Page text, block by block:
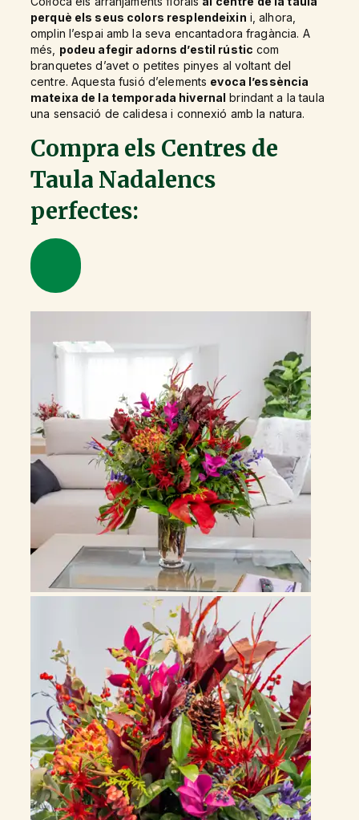
perquè els seus colors resplendeixin i, alhora,
omplin l’espai amb la seva encantadora fragància. A
més, podeu afegir adorns d’estil rústic com
branquetes d’avet o petites pinyes al voltant del
centre. Aquesta fusió d’elements evoca l’essència
mateixa de la temporada hivernal brindant a la taula
una sensació de calidesa i connexió amb la natura.
Compra els Centres de
Taula Nadalencs
perfectes: